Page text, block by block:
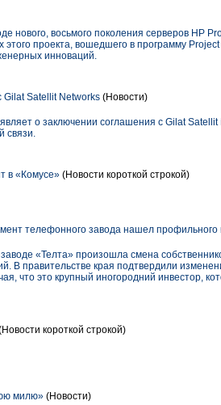
нового, восьмого поколения серверов HP
этого проекта, вошедшего в программу
инноваций.
Satellit Networks (Новости)
о заключении соглашения с Gilat
связи.
в «Комусе» (Новости короткой строкой)
телефонного завода нашел профильного
«Телта» произошла смена
В правительстве края подтвердили
что это крупный иногородний инвестор,
короткой строкой)
милю» (Новости)